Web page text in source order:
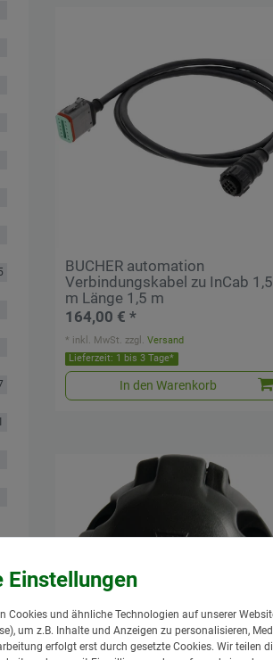
BUCHER automation
Verbindungskabel zu InCab 1,5
m Länge 1,5 m
164,00 € *
Lieferzeit: 1 bis 3 Tage*
In den Warenkorb
* inkl. MwSt. zzgl.Versand
Cookies und ähnliche Technologien auf unserer
um z.B. Inhalte und Anzeigen zu personalisieren,
erfolgt erst durch gesetzte Cookies. Wir teilen